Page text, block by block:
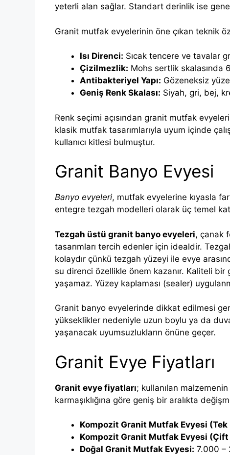
yeterli alan sağlar. Standart derinlik ise
Granit mutfak evyelerinin öne çıkan teknik
Isı Direnci: Sıcak tencere ve tavalar
Çizilmezlik: Mohs sertlik skalasında
Antibakteriyel Yapı: Gözeneksiz
Geniş Renk Skalası: Siyah, gri, bej,
Renk seçimi açısından granit mutfak
klasik mutfak tasarımlarıyla uyum içinde
kullanıcı kitlesi bulmuştur.
Granit Banyo Evyesi
Banyo evyeleri, mutfak evyelerine kıyasla
entegre tezgah modelleri olarak üç temel
Tezgah üstü granit banyo evyeleri, çanak
tasarımları tercih edenler için idealdir.
kolaydır çünkü tezgah yüzeyi ile evye
su direnci özellikle önem kazanır. Kaliteli
yaşamaz. Yüzey kaplaması (sealer)
Granit banyo evyelerinde dikkat edilmesi
yükseklikler nedeniyle uzun boylu ya da
yaşanacak uyumsuzlukların önüne geçer.
Granit Evye Fiyatları
Granit evye fiyatları; kullanılan
karmaşıklığına göre geniş bir aralıkta
Kompozit Granit Mutfak Evyesi (Tek
Kompozit Granit Mutfak Evyesi (Çift
Doğal Granit Mutfak Evyesi: 7.000 –